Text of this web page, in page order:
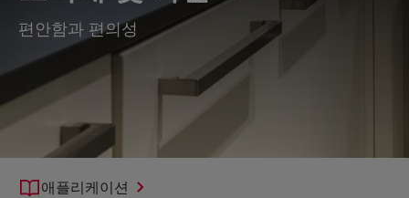
편안함과 편의성
애플리케이션